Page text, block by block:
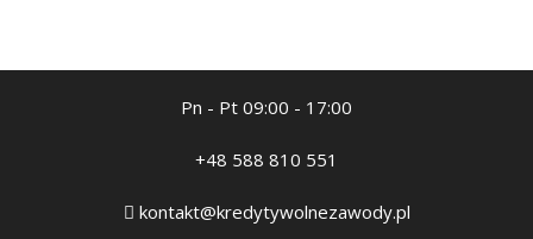
Pn - Pt 09:00 - 17:00
+48 588 810 551
kontakt@kredytywolnezawody.pl